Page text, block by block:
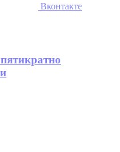
Вконтакте